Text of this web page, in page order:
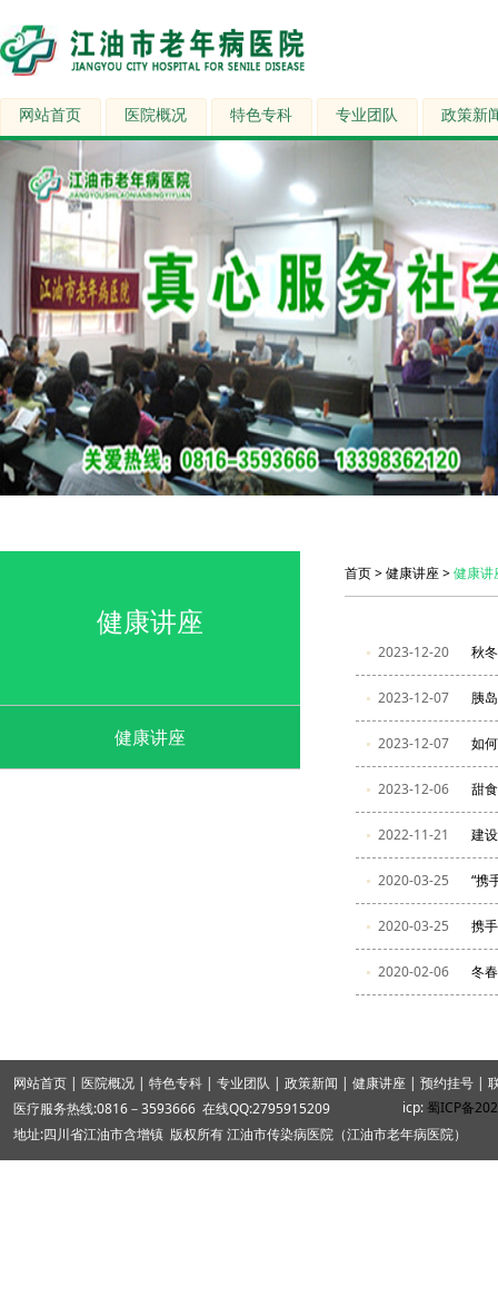
网站首页 医院概况 特色专科 专业团队 政策新
健康讲座
健康讲座
首页>健康讲座>健康讲
2023-12-20 秋
2023-12-07 胰
2023-12-07 如
2023-12-06 甜
2022-11-21 建
2020-03-25 “携
2020-03-25 携
2020-02-06 冬
网站首页 | 医院概况 | 特色专科 | 专业团队 | 政策新闻 | 健康讲座 | 预约挂号 |
医疗服务热线:0816－3593666 在线QQ:2795915209
地址:四川省江油市含增镇 版权所有 江油市传染病医院（江油市老年病医院）
icp:蜀ICP备